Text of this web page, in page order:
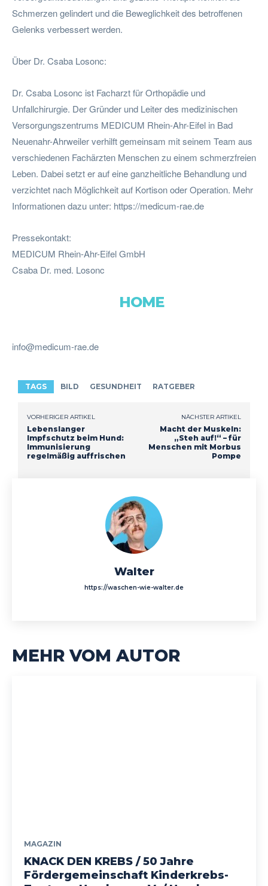
Schmerzen gelindert und die Beweglichkeit des betroffenen
Gelenks verbessert werden.
Über Dr. Csaba Losonc:
Dr. Csaba Losonc ist Facharzt für Orthopädie und
Unfallchirurgie. Der Gründer und Leiter des medizinischen
Versorgungszentrums MEDICUM Rhein-Ahr-Eifel in Bad
Neuenahr-Ahrweiler verhilft gemeinsam mit seinem Team aus
verschiedenen Fachärzten Menschen zu einem schmerzfreien
Leben. Dabei setzt er auf eine ganzheitliche Behandlung und
verzichtet nach Möglichkeit auf Kortison oder Operation. Mehr
Informationen dazu unter: https://medicum-rae.de
Pressekontakt:
MEDICUM Rhein-Ahr-Eifel GmbH
Csaba Dr. med. Losonc
HOME
info@medicum-rae.de
TAGS BILD GESUNDHEIT RATGEBER
VORHERIGER ARTIKEL
Lebenslanger
Impfschutz beim Hund:
Immunisierung
regelmäßig auffrischen
NÄCHSTER ARTIKEL
Macht der Muskeln:
„Steh auf!“ – für
Menschen mit Morbus
Pompe
Walter
https://waschen-wie-walter.de
MEHR VOM AUTOR
MAGAZIN
KNACK DEN KREBS / 50 Jahre
Fördergemeinschaft Kinderkrebs-